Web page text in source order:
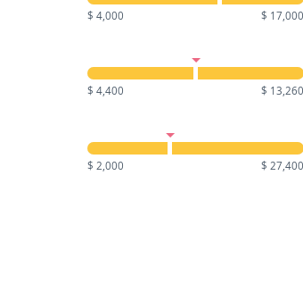
$ 4,000 $ 17,000
$ 4,400 $ 13,260
$ 2,000 $ 27,400